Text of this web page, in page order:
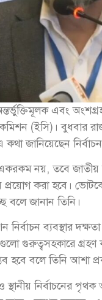
এবং
কমিশন (ইসি)।
কথা জানিয়েছেন
নয়, তবে জাতীয়
করা হবে।
বলে জানান তিনি।
ব্যবস্থার
গুরুত্বসহকারে
হবে বলে তিনি আশা
স্থানীয় নির্বাচনের